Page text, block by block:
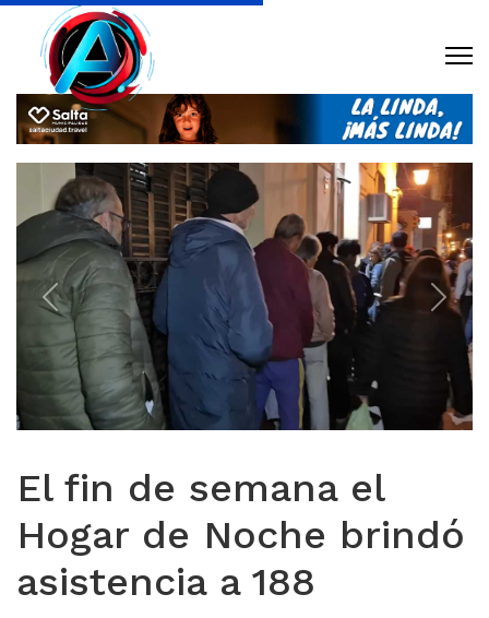
Previous Next
El fin de semana el
Hogar de Noche brindó
asistencia a 188